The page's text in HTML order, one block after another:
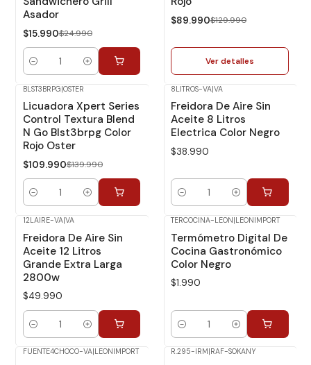
Asador
$15.990$24.990
Cantidad
$89.990$129.990
Ver detalles
-21% Dcto.
BLST3BRPG|OSTER
Licuadora Xpert Series
Control Textura Blend
N Go Blst3brpg Color
Rojo Oster
$109.990$139.990
Cantidad
8LITROS-VA|VA
Freidora De Aire Sin
Aceite 8 Litros
Electrica Color Negro
$38.990
Cantidad
12LAIRE-VA|VA
Freidora De Aire Sin
Aceite 12 Litros
Grande Extra Larga
2800w
$49.990
Cantidad
TERCOCINA-LEON|LEONIMPORT
Termómetro Digital De
Cocina Gastronómico
Color Negro
$1.990
Cantidad
FUENTE4CHOCO-VA|LEONIMPORT R.295-IRM|RAF-SOKANY